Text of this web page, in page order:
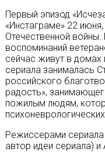
Первый эпизод
«Инстаграме» 22
Отечественной
воспоминаний
сейчас живут в
сериала занималась
российского
радость»,
пожилым людям,
Режиссерами
автор идеи сериала)